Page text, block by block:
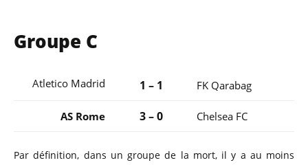
Groupe C
Atletico Madrid 1 – 1 FK Qarabag
AS Rome 3 – 0 Chelsea FC
Par définition, dans un groupe de la mort, il y a au moins